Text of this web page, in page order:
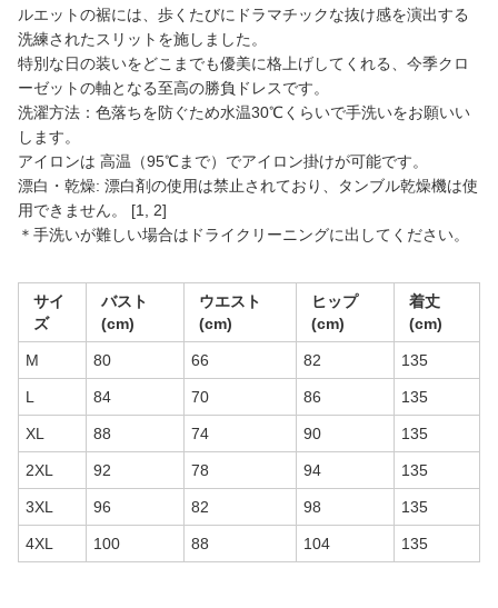
ルエットの裾には、歩くたびにドラマチックな抜け感を演出する
洗練されたスリットを施しました。
特別な日の装いをどこまでも優美に格上げしてくれる、今季クロ
ーゼットの軸となる至高の勝負ドレスです。
洗濯方法：色落ちを防ぐため水温30℃くらいで手洗いをお願いい
します。
アイロンは 高温（95℃まで）でアイロン掛けが可能です。
漂白・乾燥: 漂白剤の使用は禁止されており、タンブル乾燥機は使
用できません。 [1, 2]
＊手洗いが難しい場合はドライクリーニングに出してください。
サイ
ズ
バスト
(cm)
ウエスト
(cm)
ヒップ
(cm)
着丈
(cm)
M 80 66 82 135
L 84 70 86 135
XL 88 74 90 135
2XL 92 78 94 135
3XL 96 82 98 135
4XL 100 88 104 135